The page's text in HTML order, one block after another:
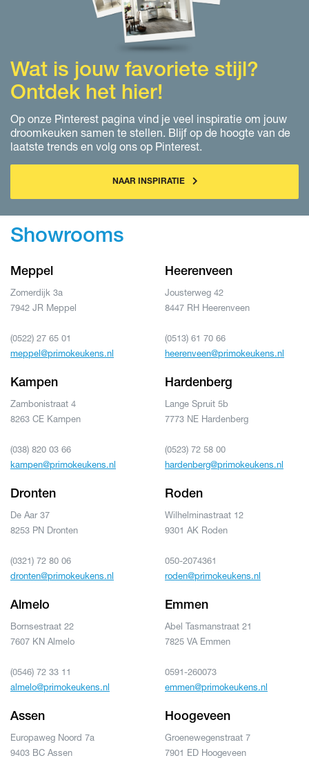
Wat is jouw favoriete stijl?
Ontdek het hier!
Op onze Pinterest pagina vind je veel inspiratie om jouw
droomkeuken samen te stellen. Blijf op de hoogte van de
laatste trends en volg ons op Pinterest.
NAAR INSPIRATIE
Showrooms
Meppel
Zomerdijk 3a
7942 JR Meppel
(0522) 27 65 01
meppel@primokeukens.nl
Heerenveen
Jousterweg 42
8447 RH Heerenveen
(0513) 61 70 66
heerenveen@primokeukens.nl
Kampen
Zambonistraat 4
8263 CE Kampen
(038) 820 03 66
kampen@primokeukens.nl
Hardenberg
Lange Spruit 5b
7773 NE Hardenberg
(0523) 72 58 00
hardenberg@primokeukens.nl
Dronten
De Aar 37
8253 PN Dronten
(0321) 72 80 06
dronten@primokeukens.nl
Roden
Wilhelminastraat 12
9301 AK Roden
050-2074361
roden@primokeukens.nl
Almelo
Bornsestraat 22
7607 KN Almelo
(0546) 72 33 11
almelo@primokeukens.nl
Emmen
Abel Tasmanstraat 21
7825 VA Emmen
0591-260073
emmen@primokeukens.nl
Assen
Europaweg Noord 7a
9403 BC Assen
Hoogeveen
Groenewegenstraat 7
7901 ED Hoogeveen